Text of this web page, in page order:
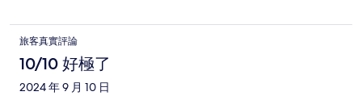
旅客真實評論
10/10 好極了
2024 年 9 月 10 日